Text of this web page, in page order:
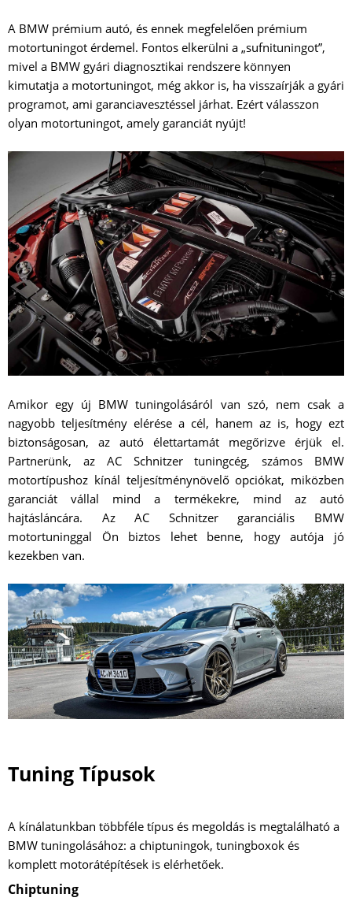
A BMW prémium autó, és ennek megfelelően prémium
motortuningot érdemel. Fontos elkerülni a „sufnituningot”,
mivel a BMW gyári diagnosztikai rendszere könnyen
kimutatja a motortuningot, még akkor is, ha visszaírják a gyári
programot, ami garanciavesztéssel járhat. Ezért válasszon
olyan motortuningot, amely garanciát nyújt!
Amikor egy új BMW tuningolásáról van szó, nem csak a
nagyobb teljesítmény elérése a cél, hanem az is, hogy ezt
biztonságosan, az autó élettartamát megőrizve érjük el.
Partnerünk, az AC Schnitzer tuningcég, számos BMW
motortípushoz kínál teljesítménynövelő opciókat, miközben
garanciát vállal mind a termékekre, mind az autó
hajtásláncára. Az AC Schnitzer garanciális BMW
motortuninggal Ön biztos lehet benne, hogy autója jó
kezekben van.
Tuning Típusok
A kínálatunkban többféle típus és megoldás is megtalálható a
BMW tuningolásához: a chiptuningok, tuningboxok és
komplett motorátépítések is elérhetőek.
Chiptuning